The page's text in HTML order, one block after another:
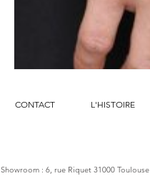
CONTACT L'HISTOIRE
Showroom : 6, rue Riquet 31000 Toulouse